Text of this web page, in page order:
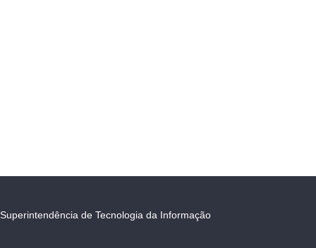
Superintendência de Tecnologia da Informação